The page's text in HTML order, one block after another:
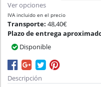
Ver opciones
IVA incluido en el precio
Transporte: 48,40€
Plazo de entrega
Disponible
Descripción